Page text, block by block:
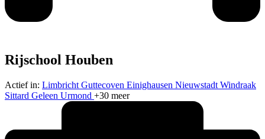
Rijschool Houben
Actief in: Limbricht Guttecoven Einighausen Nieuwstadt Windraak
Sittard Geleen Urmond +30 meer